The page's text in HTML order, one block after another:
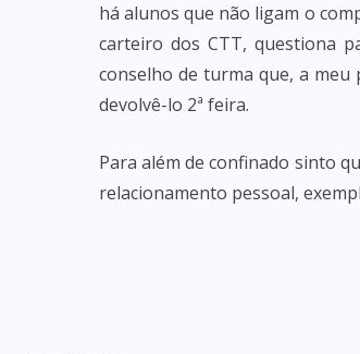
há alunos que não ligam o
carteiro dos CTT, questiona
conselho de turma que, a
devolvê-lo 2ª feira.
Para além de confinado sinto
relacionamento pessoal,